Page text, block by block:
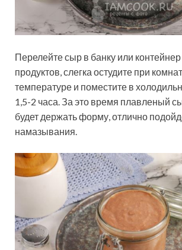
Перелейте сыр в банку или
продуктов, слегка остудите при
температуре и поместите в
1,5-2 часа. За это время плавленый
будет держать форму, отлично
намазывания.